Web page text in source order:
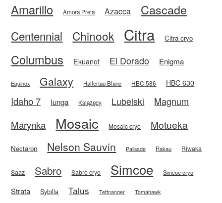
Amarillo Amora Preta Azacca Cascade
Centennial Chinook Citra Citra cryo
Columbus Ekuanot El Dorado Enigma
Equinox Galaxy Hallertau Blanc HBC 586 HBC 630
Idaho 7 Iunga Książęcy Lubelski
Magnum
Marynka
Mosaic Mosaic cryo Motueka
Nectaron Nelson Sauvin Palisade Rakau Riwaka
Saaz Sabro Sabro cryo Simcoe Simcoe cryo
Strata Sybilla Talus Tettnanger Tomahawk